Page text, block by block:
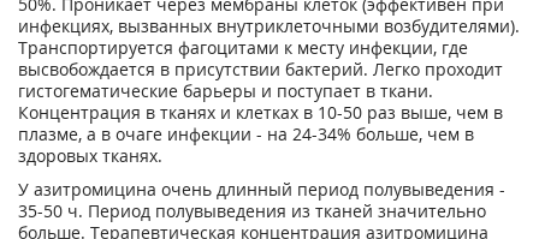
инфекциях, вызванных внутриклеточными возбудителями).
Транспортируется фагоцитами к месту инфекции, где
высвобождается в присутствии бактерий. Легко проходит
гистогематические барьеры и поступает в ткани.
Концентрация в тканях и клетках в 10-50 раз выше, чем в
плазме, а в очаге инфекции - на 24-34% больше, чем в
здоровых тканях.
У азитромицина очень длинный период полувыведения -
35-50 ч. Период полувыведения из тканей значительно
больше. Терапевтическая концентрация азитромицина